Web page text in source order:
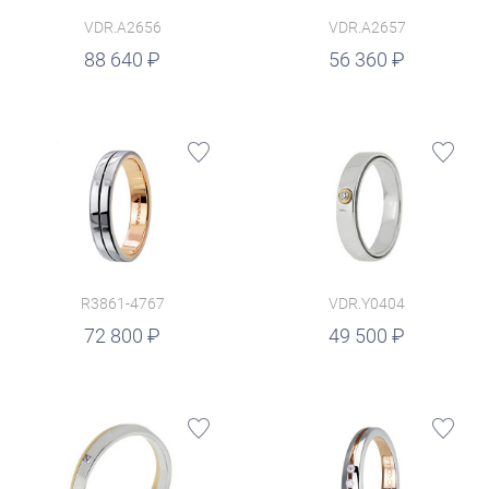
VDR.A2656
88 640
VDR.A2657
56 360
R3861-4767
72 800
VDR.Y0404
49 500